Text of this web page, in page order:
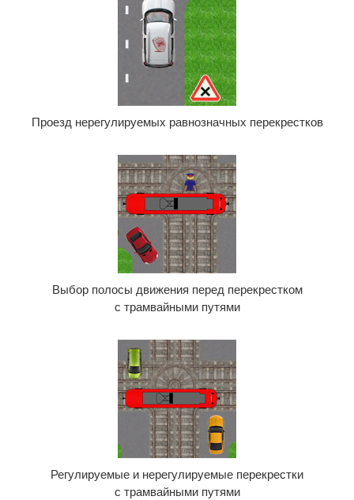
Проезд нерегулируемых равнозначных перекрестков
Выбор полосы движения перед перекрестком
с трамвайными путями
Регулируемые и нерегулируемые перекрестки
с трамвайными путями